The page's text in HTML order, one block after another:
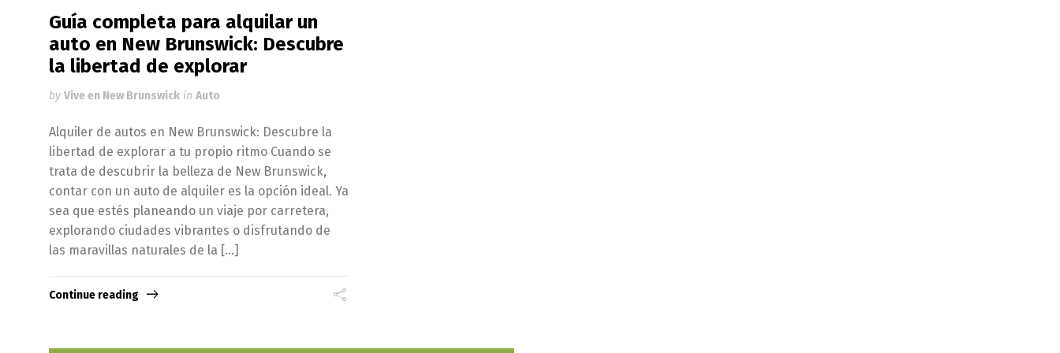
Guía completa para alquilar un
auto en New Brunswick: Descubre
la libertad de explorar
by Vive en New Brunswick in Auto
Alquiler de autos en New Brunswick: Descubre la
libertad de explorar a tu propio ritmo Cuando se
trata de descubrir la belleza de New Brunswick,
contar con un auto de alquiler es la opción ideal. Ya
sea que estés planeando un viaje por carretera,
explorando ciudades vibrantes o disfrutando de
las maravillas naturales de la […]
Continue reading